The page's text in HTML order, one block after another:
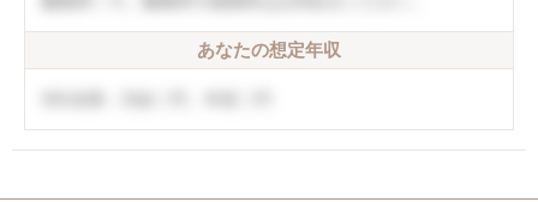
あなたの想定年収